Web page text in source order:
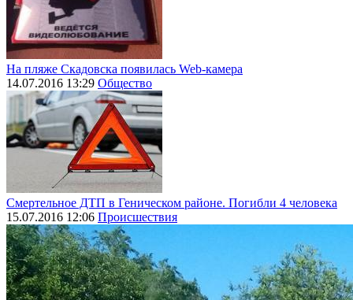
На пляже Скадовска появилась Web-камера
14.07.2016 13:29 Общество
Смертельное ДТП в Геническом районе. Погибли 4 человека
15.07.2016 12:06 Происшествия